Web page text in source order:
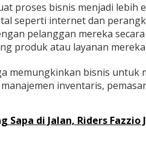
proses bisnis menjadi lebih
seperti internet dan
pelanggan mereka
produk atau layanan
memungkinkan bisnis untuk
inventaris,
Sapa di Jalan, Riders Fazzio